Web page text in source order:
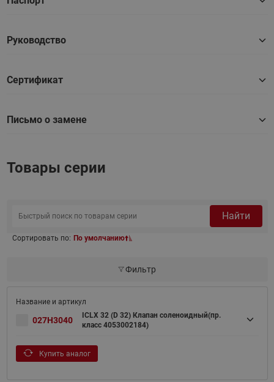
Руководство
Сертификат
Письмо о замене
Товары серии
Найти
Сортировать по: По умолчанию
Фильтр
027H3040
ICLX 32 (D 32) Клапан соленоидный(пр.
класс 4053002184)
Купить аналог